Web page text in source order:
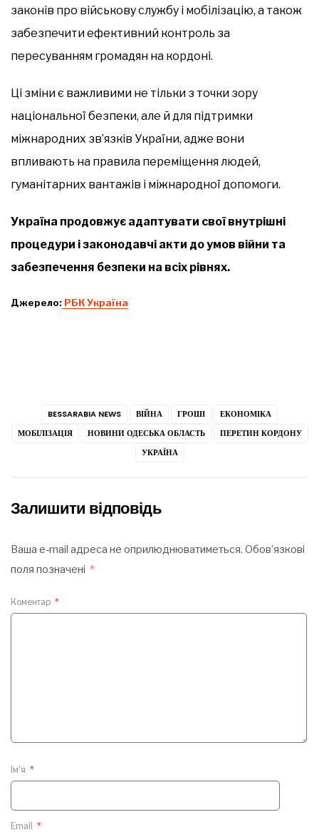
законів про військову службу і мобілізацію, а також
забезпечити ефективний контроль за
пересуванням громадян на кордоні.
Ці зміни є важливими не тільки з точки зору
національної безпеки, але й для підтримки
міжнародних зв’язків України, адже вони
впливають на правила переміщення людей,
гуманітарних вантажів і міжнародної допомоги.
Україна продовжує адаптувати свої внутрішні
процедури і законодавчі акти до умов війни та
забезпечення безпеки на всіх рівнях.
Джерело: РБК Україна
BESSARABIA NEWS ВІЙНА ГРОШІ
ЕКОНОМІКА
МОБІЛІЗАЦІЯ
НОВИНИ ОДЕСЬКА ОБЛАСТЬ
ПЕРЕТИН КОРДОНУ
УКРАЇНА
Залишити відповідь
Ваша e-mail адреса не оприлюднюватиметься. Обов’язкові
поля позначені *
Коментар *
Ім'я *
Email *